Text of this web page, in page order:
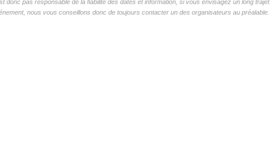
donc pas responsable de la fiabilité des dates et information, si vous envisagez un long trajet
nous vous conseillons donc de toujours contacter un des organisateurs au préalable.